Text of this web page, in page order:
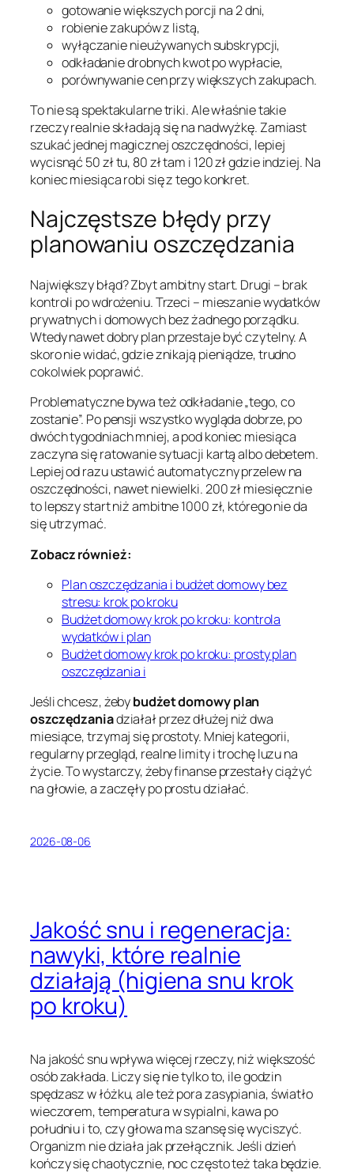
gotowanie większych porcji na 2 dni,
robienie zakupów z listą,
wyłączanie nieużywanych subskrypcji,
odkładanie drobnych kwot po wypłacie,
porównywanie cen przy większych zakupach.
To nie są spektakularne triki. Ale właśnie takie
rzeczy realnie składają się na nadwyżkę. Zamiast
szukać jednej magicznej oszczędności, lepiej
wycisnąć 50 zł tu, 80 zł tam i 120 zł gdzie indziej. Na
koniec miesiąca robi się z tego konkret.
Najczęstsze błędy przy
planowaniu oszczędzania
Największy błąd? Zbyt ambitny start. Drugi – brak
kontroli po wdrożeniu. Trzeci – mieszanie wydatków
prywatnych i domowych bez żadnego porządku.
Wtedy nawet dobry plan przestaje być czytelny. A
skoro nie widać, gdzie znikają pieniądze, trudno
cokolwiek poprawić.
Problematyczne bywa też odkładanie „tego, co
zostanie”. Po pensji wszystko wygląda dobrze, po
dwóch tygodniach mniej, a pod koniec miesiąca
zaczyna się ratowanie sytuacji kartą albo debetem.
Lepiej od razu ustawić automatyczny przelew na
oszczędności, nawet niewielki. 200 zł miesięcznie
to lepszy start niż ambitne 1000 zł, którego nie da
się utrzymać.
Zobacz również:
Plan oszczędzania i budżet domowy bez
stresu: krok po kroku
Budżet domowy krok po kroku: kontrola
wydatków i plan
Budżet domowy krok po kroku: prosty plan
oszczędzania i
Jeśli chcesz, żebybudżet domowy plan
oszczędzaniadziałał przez dłużej niż dwa
miesiące, trzymaj się prostoty. Mniej kategorii,
regularny przegląd, realne limity i trochę luzu na
życie. To wystarczy, żeby finanse przestały ciążyć
na głowie, a zaczęły po prostu działać.
2026-08-06
Jakość snu i regeneracja:
nawyki, które realnie
działają (higiena snu krok
po kroku)
Na jakość snu wpływa więcej rzeczy, niż większość
osób zakłada. Liczy się nie tylko to, ile godzin
spędzasz w łóżku, ale też pora zasypiania, światło
wieczorem, temperatura w sypialni, kawa po
południu i to, czy głowa ma szansę się wyciszyć.
Organizm nie działa jak przełącznik. Jeśli dzień
kończy się chaotycznie, noc często też taka będzie.